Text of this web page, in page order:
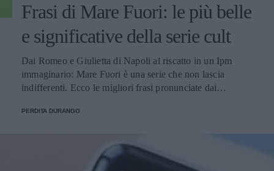
Frasi di Mare Fuori: le più belle
e significative della serie cult
Dai Romeo e Giulietta di Napoli al riscatto in un Ipm
immaginario: Mare Fuori è una serie che non lascia
indifferenti. Ecco le migliori frasi pronunciate dai
PERDITA DURANGO